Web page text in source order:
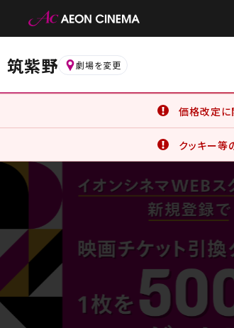
筑紫野 劇場を変更
価格改定に
詳細はこちら
クッキー等
イオンシネ
公式アプリ
クッキー等
詳細はこちら